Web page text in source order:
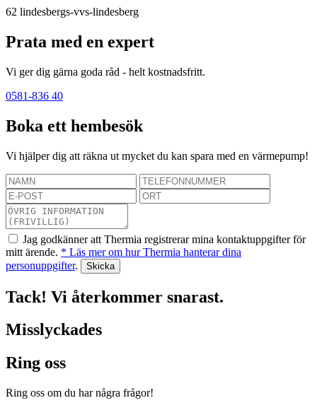
62 lindesbergs-vvs-lindesberg
Prata med en expert
Vi ger dig gärna goda råd - helt kostnadsfritt.
0581-836 40
Boka ett hembesök
Vi hjälper dig att räkna ut mycket du kan spara med en värmepump!
Jag godkänner att Thermia registrerar mina kontaktuppgifter för
mitt ärende. * Läs mer om hur Thermia hanterar dina
personuppgifter.
Tack! Vi återkommer snarast.
Misslyckades
Ring oss
Ring oss om du har några frågor!